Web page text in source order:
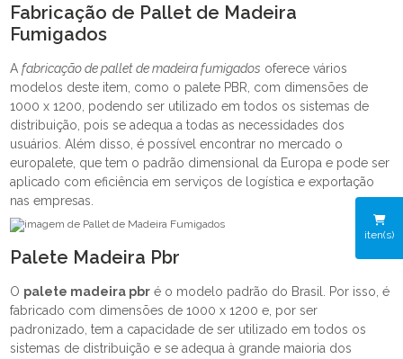
iten(s)
Fabricação de Pallet de Madeira
Fumigados
Afabricação de pallet de madeira fumigados oferece vários
modelos deste item, como o palete PBR, com dimensões de
1000 x 1200, podendo ser utilizado em todos os sistemas de
distribuição, pois se adequa a todas as necessidades dos
usuários. Além disso, é possível encontrar no mercado o
europalete, que tem o padrão dimensional da Europa e pode ser
aplicado com eficiência em serviços de logística e exportação
nas empresas.
Palete Madeira Pbr
O palete madeira pbr é o modelo padrão do Brasil. Por isso, é
fabricado com dimensões de 1000 x 1200 e, por ser
padronizado, tem a capacidade de ser utilizado em todos os
sistemas de distribuição e se adequa à grande maioria dos